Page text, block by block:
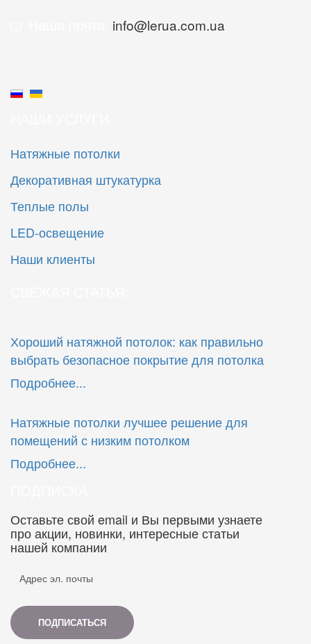
info@lerua.com.ua
Натяжные потолки
Декоративная штукатурка
Теплые полы
LED-освещение
Наши клиенты
Хороший натяжной потолок: как правильно
выбрать безопасное покрытие для потолка
Подробнее...
Натяжные потолки лучшее решение для
помещений с низким потолком
Подробнее...
Оставьте свой email и Вы первыми узнаете
про акции, новинки, интересные статьи
нашей компании